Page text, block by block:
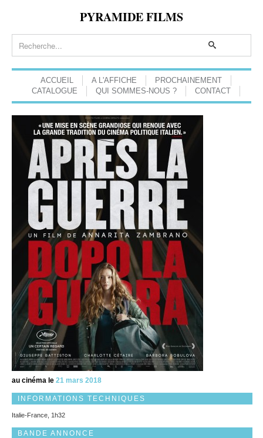
PYRAMIDE FILMS
ACCUEIL A L'AFFICHE
PROCHAINEMENT
CATALOGUE
QUI SOMMES-NOUS ? CONTACT
au cinéma le 21 mars 2018
INFORMATIONS TECHNIQUES
Italie-France, 1h32
BANDE ANNONCE